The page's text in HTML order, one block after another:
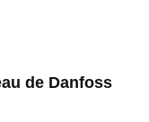
de Danfoss